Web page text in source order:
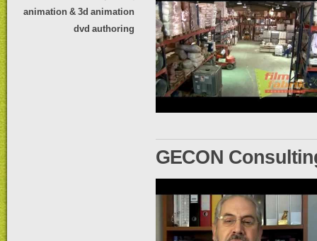
animation & 3d animation
dvd authoring
GECON